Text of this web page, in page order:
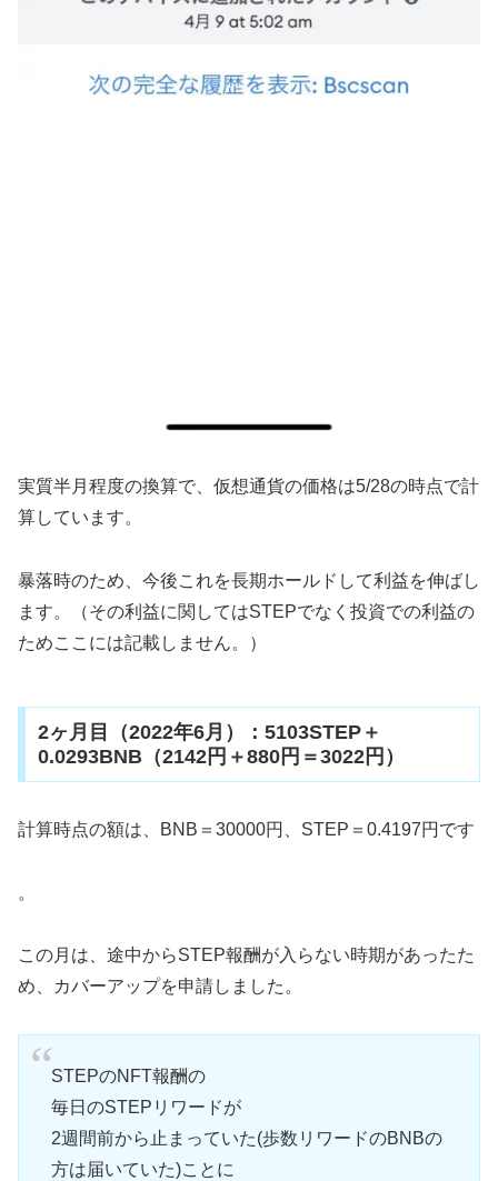
実質半月程度の換算で、仮想通貨の価格は5/28の時点で計
算しています。
暴落時のため、今後これを長期ホールドして利益を伸ばし
ます。（その利益に関してはSTEPでなく投資での利益の
ためここには記載しません。）
2ヶ月目（2022年6月）：5103STEP＋
0.0293BNB（2142円＋880円＝3022円）
計算時点の額は、BNB＝30000円、STEP＝0.4197円です
。
この月は、途中からSTEP報酬が入らない時期があったた
め、カバーアップを申請しました。
STEPのNFT報酬の
毎日のSTEPリワードが
2週間前から止まっていた(歩数リワードのBNBの
方は届いていた)ことに